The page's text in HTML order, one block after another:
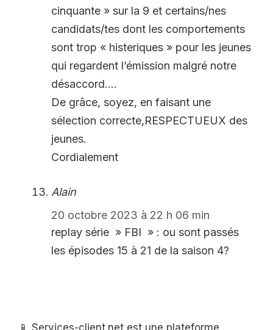
cinquante » sur la 9 et certains/nes
candidats/tes dont les comportements
sont trop « histeriques » pour les jeunes
qui regardent l’émission malgré notre
désaccord….
De grâce, soyez, en faisant une
sélection correcte,RESPECTUEUX des
jeunes.
Cordialement
Alain
20 octobre 2023 à 22 h 06 min
replay série » FBI » : ou sont passés
les épisodes 15 à 21 de la saison 4?